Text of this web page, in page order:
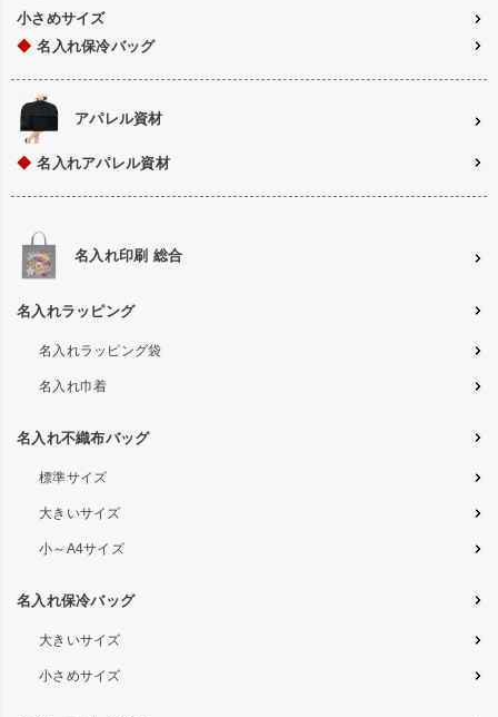
小さめサイズ
◆ 名入れ保冷バッグ
アパレル資材
◆ 名入れアパレル資材
名入れ印刷 総合
名入れラッピング
名入れラッピング袋
名入れ巾着
名入れ不織布バッグ
標準サイズ
大きいサイズ
小～A4サイズ
名入れ保冷バッグ
大きいサイズ
小さめサイズ